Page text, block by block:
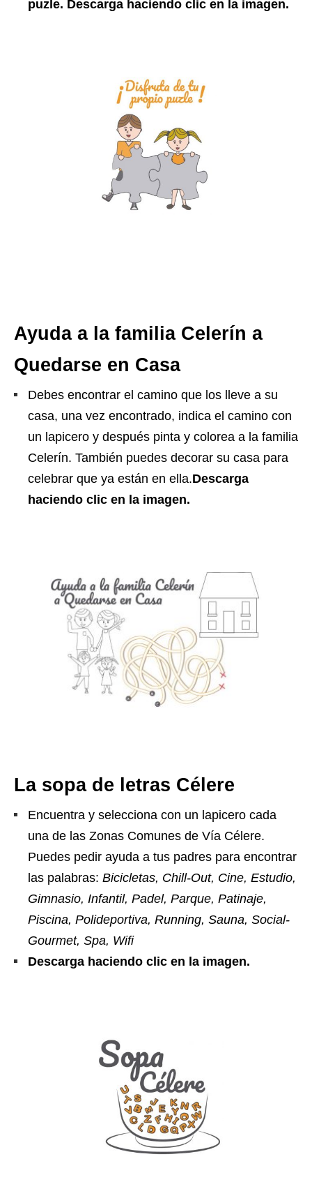
puzle. Descarga haciendo clic en la imagen.
Ayuda a la familia Celerín a
Quedarse en Casa
Debes encontrar el camino que los lleve a su
casa, una vez encontrado, indica el camino con
un lapicero y después pinta y colorea a la familia
Celerín. También puedes decorar su casa para
celebrar que ya están en ella.Descarga
haciendo clic en la imagen.
La sopa de letras Célere
Encuentra y selecciona con un lapicero cada
una de las Zonas Comunes de Vía Célere.
Puedes pedir ayuda a tus padres para encontrar
las palabras: Bicicletas, Chill-Out, Cine, Estudio,
Gimnasio, Infantil, Padel, Parque, Patinaje,
Piscina, Polideportiva, Running, Sauna, Social-
Gourmet, Spa, Wifi
Descarga haciendo clic en la imagen.